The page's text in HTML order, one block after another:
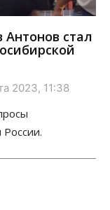
Антонов стал
2023, 11:38